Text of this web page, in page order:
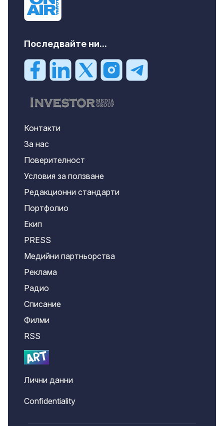
Последвайте ни...
Контакти
За нас
Поверителност
Условия за ползване
Редакционни стандарти
Портфолио
Екип
PRESS
Медийни партньорства
Реклама
Радио
Списание
Филми
RSS
Лични данни
Confidentiality